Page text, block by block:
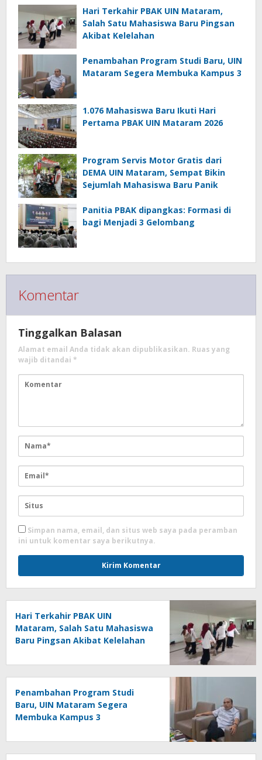
Hari Terkahir PBAK UIN Mataram,
Salah Satu Mahasiswa Baru Pingsan
Akibat Kelelahan
Penambahan Program Studi Baru, UIN
Mataram Segera Membuka Kampus 3
1.076 Mahasiswa Baru Ikuti Hari
Pertama PBAK UIN Mataram 2026
Program Servis Motor Gratis dari
DEMA UIN Mataram, Sempat Bikin
Sejumlah Mahasiswa Baru Panik
Panitia PBAK dipangkas: Formasi di
bagi Menjadi 3 Gelombang
Komentar
Tinggalkan Balasan
Alamat email Anda tidak akan dipublikasikan. Ruas yang
wajib ditandai *
Simpan nama, email, dan situs web saya pada peramban
ini untuk komentar saya berikutnya.
Hari Terkahir PBAK UIN
Mataram, Salah Satu Mahasiswa
Baru Pingsan Akibat Kelelahan
Penambahan Program Studi
Baru, UIN Mataram Segera
Membuka Kampus 3